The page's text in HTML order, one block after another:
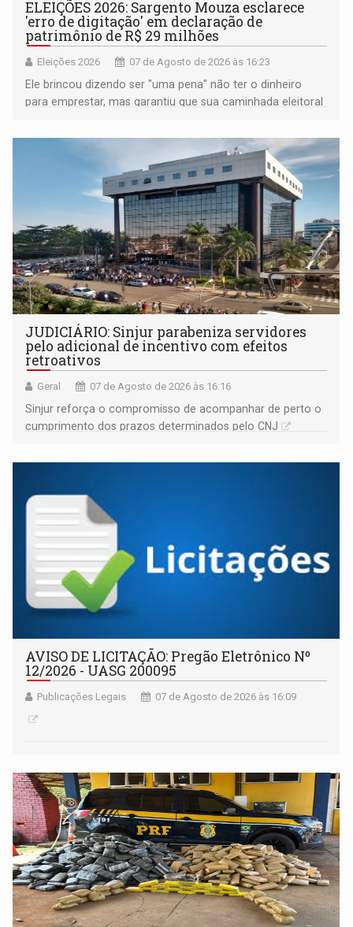
ELEIÇÕES 2026: Sargento Mouza esclarece
'erro de digitação' em declaração de
patrimônio de R$ 29 milhões
Eleições 2026 07 de Agosto de 2026 às 16:23
Ele brincou dizendo ser "uma pena" não ter o dinheiro
para emprestar, mas garantiu que sua caminhada eleitoral
JUDICIÁRIO: Sinjur parabeniza servidores
pelo adicional de incentivo com efeitos
retroativos
Geral 07 de Agosto de 2026 às 16:16
Sinjur reforça o compromisso de acompanhar de perto o
cumprimento dos prazos determinados pelo CNJ
AVISO DE LICITAÇÃO: Pregão Eletrônico Nº
12/2026 - UASG 200095
Publicações Legais 07 de Agosto de 2026 às 16:09